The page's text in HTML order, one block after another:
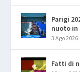
Parigi
nuoto in
3 Ago 2026
Fatti di